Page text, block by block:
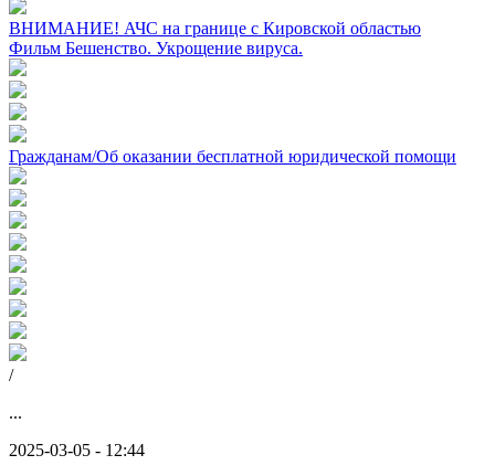
ВНИМАНИЕ! АЧС на границе с Кировской областью
Фильм Бешенство. Укрощение вируса.
Гражданам/Об оказании бесплатной юридической помощи
/
...
2025-03-05 - 12:44